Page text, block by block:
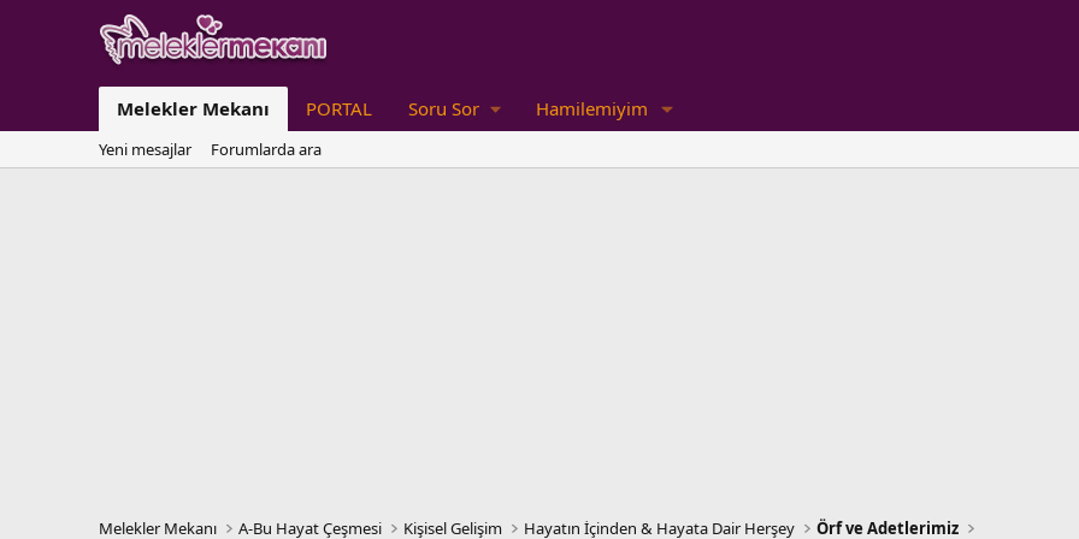
Melekler Mekanı PORTAL Soru Sor Hamilemiyim
Yeni mesajlar Forumlarda ara
Melekler Mekanı A-Bu Hayat Çeşmesi Kişisel Gelişim Hayatın İçinden & Hayata Dair Herşey Örf ve Adetlerimiz